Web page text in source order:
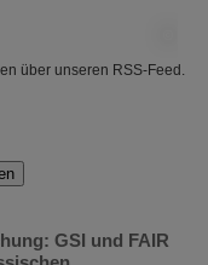
über unseren RSS-Feed.
GSI und FAIR